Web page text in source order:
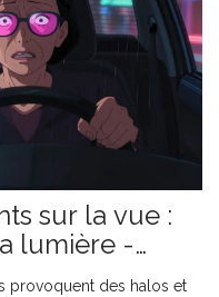
sur la vue :
lumière -
provoquent des halos et